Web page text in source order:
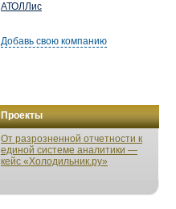
АТОЛЛис
Добавь свою компанию
Проекты
От разрозненной отчетности к
единой системе аналитики —
кейс «Холодильник.ру»